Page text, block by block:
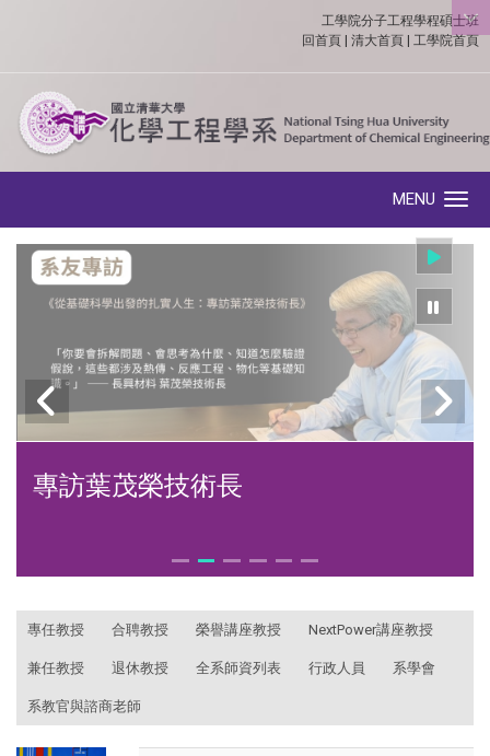
:::
工學院分子工程學程碩士班
回首頁
清大首頁 工學院首頁
MENU
專訪葉茂榮技術長
專任教授 合聘教授 榮譽講座教授 NextPower講座教授
兼任教授 退休教授 全系師資列表 行政人員 系學會
系教官與諮商老師